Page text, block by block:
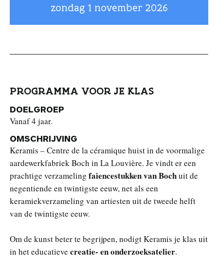
zondag 1 november 2026
PROGRAMMA VOOR JE KLAS
DOELGROEP
Vanaf 4 jaar.
OMSCHRIJVING
Keramis – Centre de la céramique huist in de voormalige
aardewerkfabriek Boch in La Louvière. Je vindt er een
prachtige verzameling faiencestukken van Bochuit de
negentiende en twintigste eeuw, net als een
keramiekverzameling van artiesten uit de tweede helft
van de twintigste eeuw.
Om de kunst beter te begrijpen, nodigt Keramis je klas uit
in het educatieve creatie- en onderzoeksatelier.